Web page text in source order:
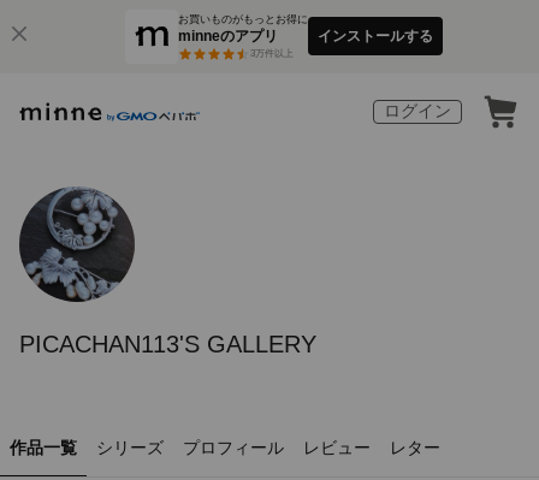
お買いものがもっとお得に
minneのアプリ
3万件以上
インストールする
ログイン
PICACHAN113'S GALLERY
作品一覧 シリーズ プロフィール レビュー レター